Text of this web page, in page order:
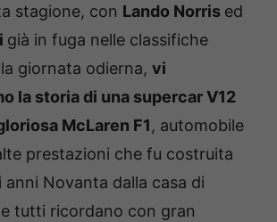
stagione, con Lando Norris ed
già in fuga nelle classifiche
giornata odierna, vi
la storia di una supercar V12
McLaren F1, automobile
prestazioni che fu costruita
anni Novanta dalla casa di
tutti ricordano con gran